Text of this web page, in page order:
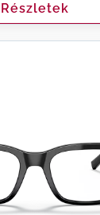
Részletek